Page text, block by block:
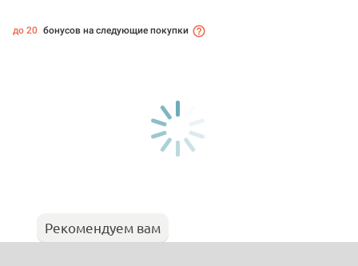
до 20 бонусов на следующие покупки
Рекомендуем вам